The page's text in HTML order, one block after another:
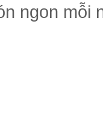
ngon mỗi